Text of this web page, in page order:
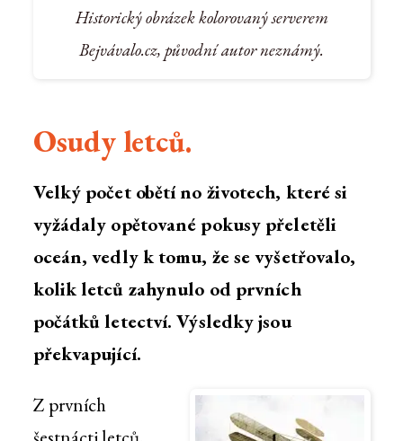
Historický obrázek kolorovaný serverem
Bejvávalo.cz, původní autor neznámý.
Osudy letců.
Velký počet obětí no životech, které si
vyžádaly opětované pokusy přeletěli
oceán, vedly k tomu, že se vyšetřovalo,
kolik letců zahynulo od prvních
počátků letectví. Výsledky jsou
překvapující.
Z prvních